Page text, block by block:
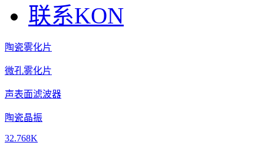
联系KON
陶瓷雾化片
微孔雾化片
声表面滤波器
陶瓷晶振
32.768K